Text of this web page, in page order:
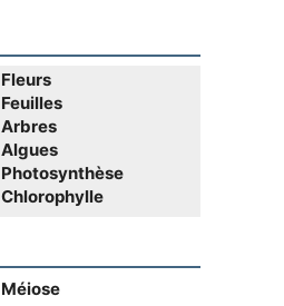
Fleurs
Feuilles
Arbres
Algues
Photosynthèse
Chlorophylle
Méiose